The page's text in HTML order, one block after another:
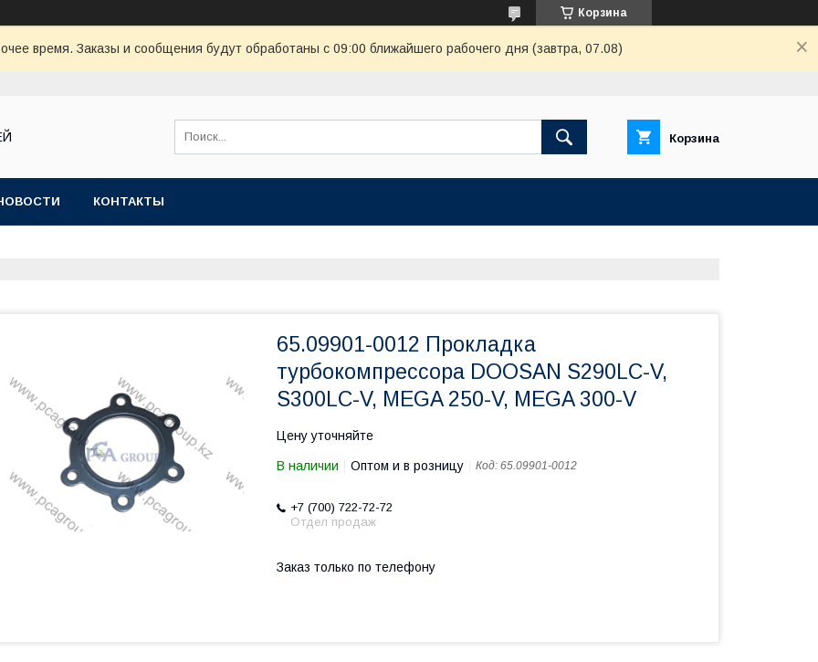
Корзина
время. Заказы и сообщения будут обработаны с 09:00 ближайшего рабочего дня (завтра, 07.08)
Корзина
КОНТАКТЫ
65.09901-0012 Прокладка
турбокомпрессора DOOSAN S290LC-V,
S300LC-V, MEGA 250-V, MEGA 300-V
Цену уточняйте
В наличии Оптом и в розницу Код: 65.09901-0012
+7 (700) 722-72-72
Отдел продаж
Заказ только по телефону